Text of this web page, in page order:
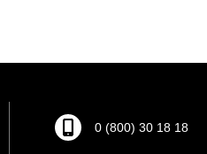
0 (800) 30 18 18